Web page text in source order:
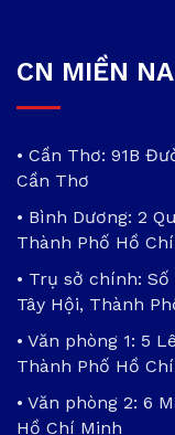
CN MIỀN
• Cần Thơ: 91B
Cần Thơ
• Bình Dương: 2
Thành Phố Hồ
• Trụ sở chính:
Tây Hội, Thành
• Văn phòng 1: 5
Thành Phố Hồ
• Văn phòng 2: 6
Hồ Chí Minh